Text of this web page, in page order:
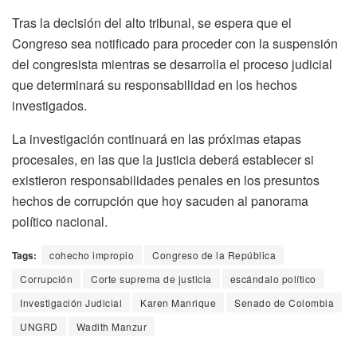
Tras la decisión del alto tribunal, se espera que el
Congreso sea notificado para proceder con la suspensión
del congresista mientras se desarrolla el proceso judicial
que determinará su responsabilidad en los hechos
investigados.
La investigación continuará en las próximas etapas
procesales, en las que la justicia deberá establecer si
existieron responsabilidades penales en los presuntos
hechos de corrupción que hoy sacuden al panorama
político nacional.
Tags: cohecho impropio
Congreso de la República
Corrupción
Corte suprema de justicia
escándalo político
Investigación Judicial
Karen Manrique
Senado de Colombia
UNGRD
Wadith Manzur